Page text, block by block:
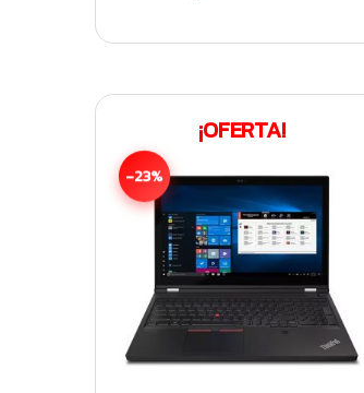
¡OFERTA!
-23%